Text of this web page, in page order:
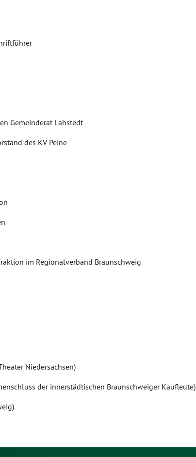
Gemeinderat Lahstedt
des KV Peine
im Regionalverband Braunschweig
Niedersachsen)
der innerstädtischen Braunschweiger Kaufleute)